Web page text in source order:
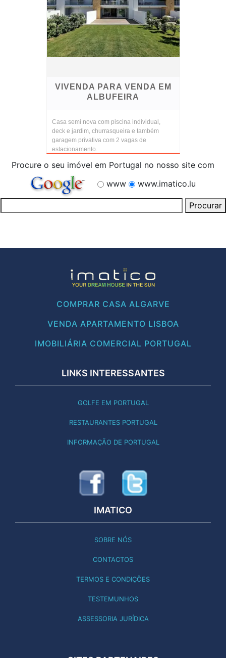
VIVENDA PARA VENDA EM
ALBUFEIRA
Casa semi nova com piscina individual,
deck e jardim, churrasqueira e também
garagem privativa com 2 vagas de
estacionamento.
Procure o seu imóvel em Portugal no nosso site com
www
www.imatico.lu
COMPRAR CASA ALGARVE
VENDA APARTAMENTO LISBOA
IMOBILIÁRIA COMERCIAL PORTUGAL
LINKS INTERESSANTES
GOLFE EM PORTUGAL
RESTAURANTES PORTUGAL
INFORMAÇÃO DE PORTUGAL
IMATICO
SOBRE NÓS
CONTACTOS
TERMOS E CONDIÇÕES
TESTEMUNHOS
ASSESSORIA JURÍDICA